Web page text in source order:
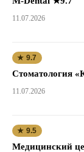
11.07.2026
★ 9.7
Стоматология
11.07.2026
★ 9.5
Медицинский